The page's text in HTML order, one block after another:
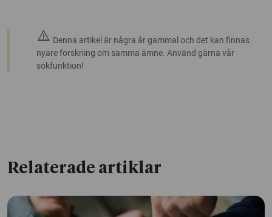
warning Denna artikel är några år gammal och det kan finnas
nyare forskning om samma ämne. Använd gärna vår
sökfunktion!
Relaterade artiklar